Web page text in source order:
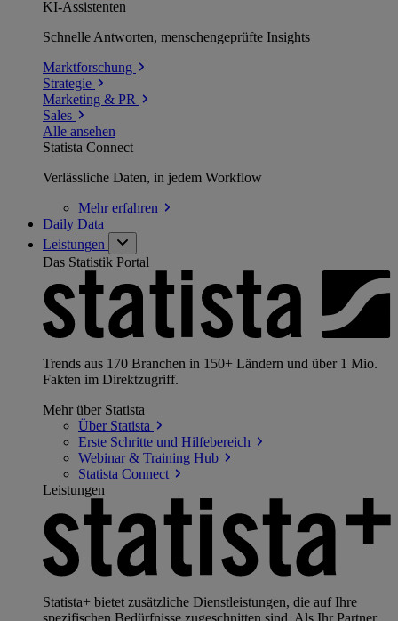
KI-Assistenten
Schnelle Antworten, menschengeprüfte Insights
Marktforschung
Strategie
Marketing & PR
Sales
Alle ansehen
Statista Connect
Verlässliche Daten, in jedem Workflow
Mehrerfahren
Daily Data
Leistungen
Das Statistik Portal
Trends aus 170 Branchen in 150+ Ländern und über 1 Mio.
Fakten im Direktzugriff.
Mehr über Statista
Über Statista
Erste Schritte und Hilfebereich
Webinar & Training Hub
Statista Connect
Leistungen
Statista+ bietet zusätzliche Dienstleistungen, die auf Ihre
spezifischen Bedürfnisse zugeschnitten sind. Als Ihr Partner